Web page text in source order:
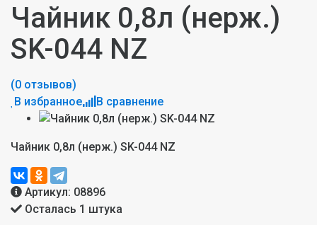
Чайник 0,8л (нерж.)
SK-044 NZ
(0 отзывов)
В избранное
В сравнение
Чайник 0,8л (нерж.) SK-044 NZ
Артикул: 08896
Осталась 1 штука